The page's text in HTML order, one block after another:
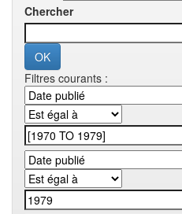
Chercher
Filtres courants :